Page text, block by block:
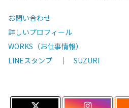
お問い合わせ
詳しいプロフィール
WORKS（お仕事情報）
LINEスタンプ ｜ SUZURI